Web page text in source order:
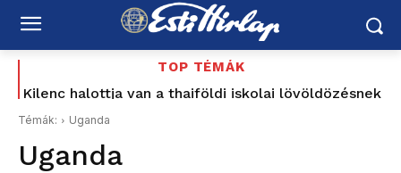
TOP TÉMÁK
Kilenc halottja van a thaiföldi iskolai lövöldözésnek
Tata 1956: a sortűz története, amely most Baka
Andrásig ért – korabeli MTV Híradó-felvétellel –
Schiffer elővette a Korbely-ügyet, a Mi Hazánk és
Témák: Uganda
Uganda